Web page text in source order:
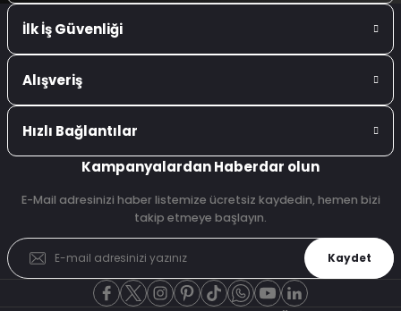
İlk İş Güvenliği
Alışveriş
Hızlı Bağlantılar
Kampanyalardan Haberdar olun
E-Mail adresinizi haber listemize ücretsiz kaydedin, hemen bizi
takip etmeye başlayın.
Kaydet